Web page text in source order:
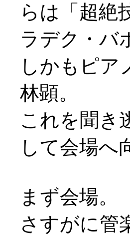
らは「超絶
ラデク・バ
しかもピア
林顕。
これを聞き
して会場へ
まず会場。
さすがに管